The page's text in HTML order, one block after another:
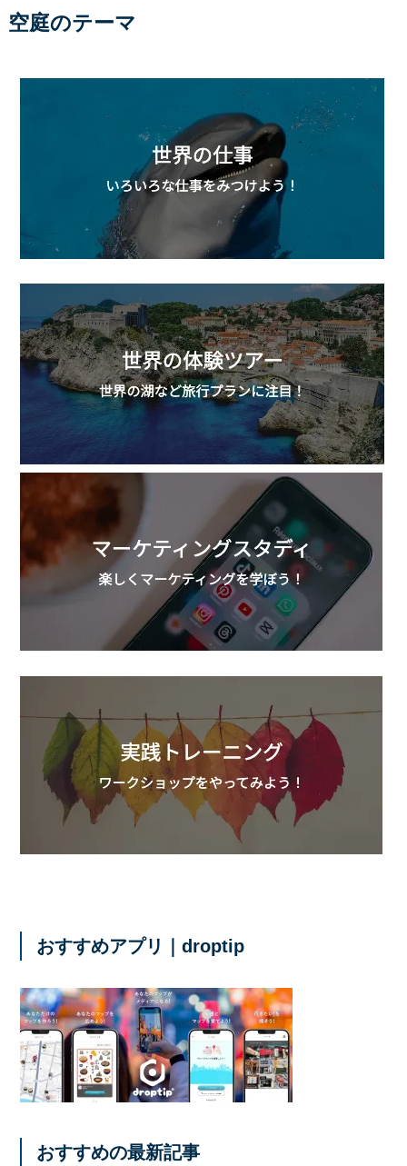
空庭のテーマ
おすすめアプリ｜droptip
おすすめの最新記事